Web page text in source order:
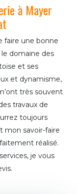
à Mayer
faire une bonne
domaine des
et ses
et dynamisme,
très souvent
travaux de
toujours
mon savoir-faire
réalisé.
je vous